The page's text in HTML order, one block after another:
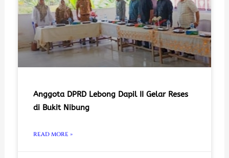
Anggota DPRD Lebong Dapil II Gelar Reses
di Bukit Nibung
READ MORE »